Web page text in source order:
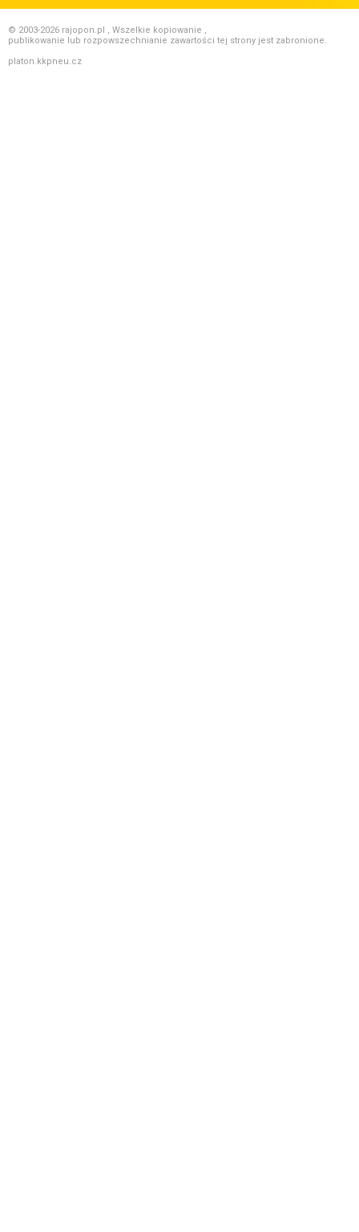
© 2003-2026 rajopon.pl , Wszelkie kopiowanie ,
publikowanie lub rozpowszechnianie zawartości tej strony jest zabronione.
platon.kkpneu.cz